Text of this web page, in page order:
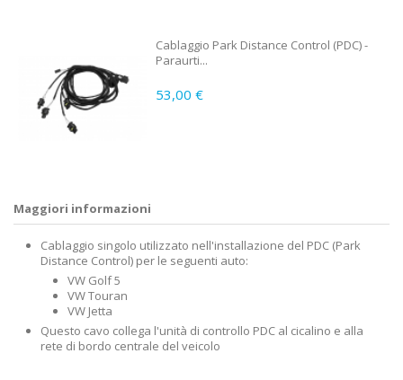
Cablaggio Park Distance Control (PDC) -
Paraurti...
53,00 €
Maggiori informazioni
Cablaggio singolo utilizzato nell'installazione del PDC (Park
Distance Control) per le seguenti auto:
VW Golf 5
VW Touran
VW Jetta
Questo cavo collega l'unità di controllo PDC al cicalino e alla
rete di bordo centrale del veicolo